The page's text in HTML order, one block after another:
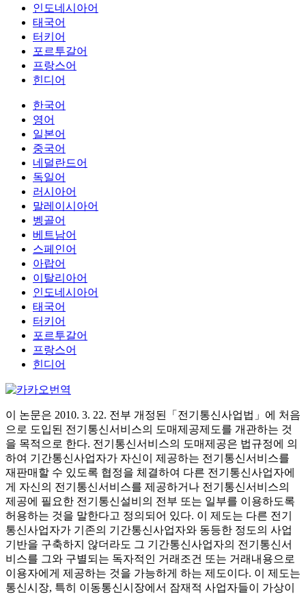
인도네시아어
태국어
터키어
포르투갈어
프랑스어
힌디어
한국어
영어
일본어
중국어
네덜란드어
독일어
러시아어
말레이시아어
벵골어
베트남어
스페인어
아랍어
이탈리아어
인도네시아어
태국어
터키어
포르투갈어
프랑스어
힌디어
이 논문은 2010. 3. 22. 전부 개정된「전기통신사업법」에 처음
으로 도입된 전기통신서비스의 도매제공제도를 개관하는 것
을 목적으로 한다. 전기통신서비스의 도매제공은 법규정에 의
하여 기간통신사업자가 자신이 제공하는 전기통신서비스를
재판매할 수 있도록 협정을 체결하여 다른 전기통신사업자에
게 자신의 전기통신서비스를 제공하거나 전기통신서비스의
제공에 필요한 전기통신설비의 전부 또는 일부를 이용하도록
허용하는 것을 말한다고 정의되어 있다. 이 제도는 다른 전기
통신사업자가 기존의 기간통신사업자와 동등한 정도의 사업
기반을 구축하지 않더라도 그 기간통신사업자의 전기통신서
비스를 그와 구별되는 독자적인 거래조건 또는 거래내용으로
이용자에게 제공하는 것을 가능하게 하는 제도이다. 이 제도는
통신시장, 특히 이동통신시장에서 잠재적 사업자들이 가상이